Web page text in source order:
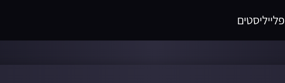
פלייליסטים